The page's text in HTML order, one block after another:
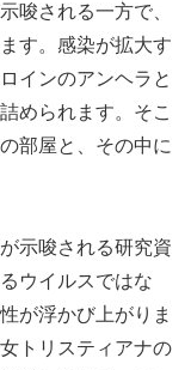
唆される一方で、
す。感染が拡大す
インのアンヘラと
められます。そこ
部屋と、その中に
示唆される研究資
ウイルスではな
が浮かび上がりま
トリスティアナの